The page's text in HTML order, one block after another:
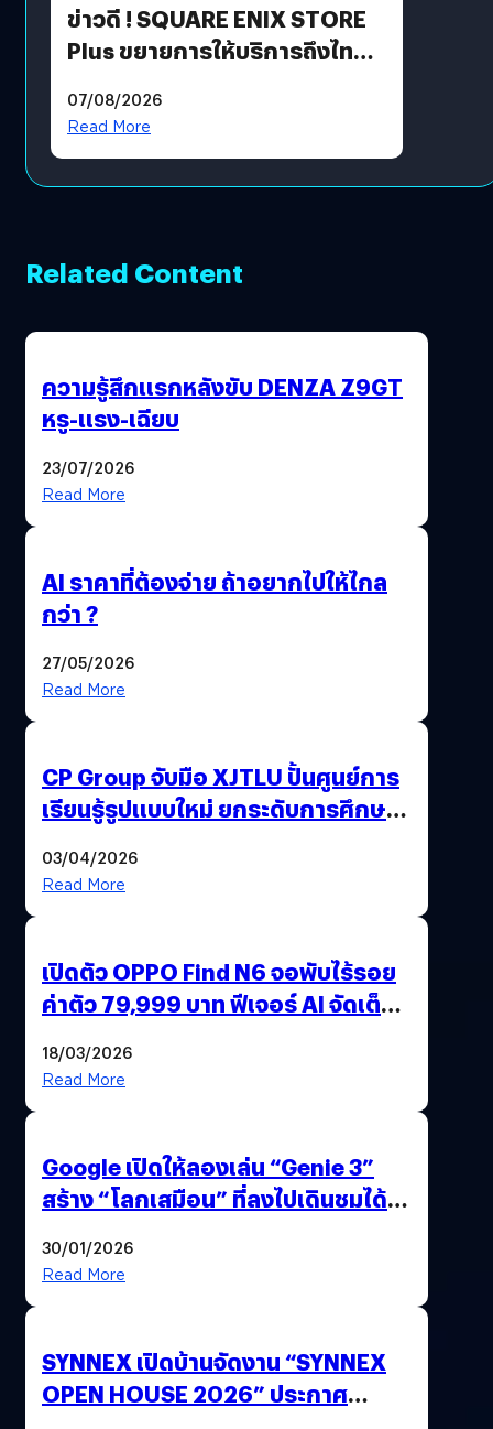
ข่าวดี ! SQUARE ENIX STORE
Plus ขยายการให้บริการถึงไทย
โดยตรง
07/08/2026
Read More
Related Content
ความรู้สึกแรกหลังขับ DENZA Z9GT
หรู-แรง-เฉียบ
23/07/2026
Read More
AI ราคาที่ต้องจ่าย ถ้าอยากไปให้ไกล
กว่า ?
27/05/2026
Read More
CP Group จับมือ XJTLU ปั้นศูนย์การ
เรียนรู้รูปแบบใหม่ ยกระดับการศึกษา
03/04/2026
Read More
เปิดตัว OPPO Find N6 จอพับไร้รอย
ค่าตัว 79,999 บาท ฟีเจอร์ AI จัดเต็ม
18/03/2026
Read More
Google เปิดให้ลองเล่น “Genie 3”
สร้าง “โลกเสมือน” ที่ลงไปเดินชมได้
30/01/2026
Read More
SYNNEX เปิดบ้านจัดงาน “SYNNEX
OPEN HOUSE 2026” ประกาศ